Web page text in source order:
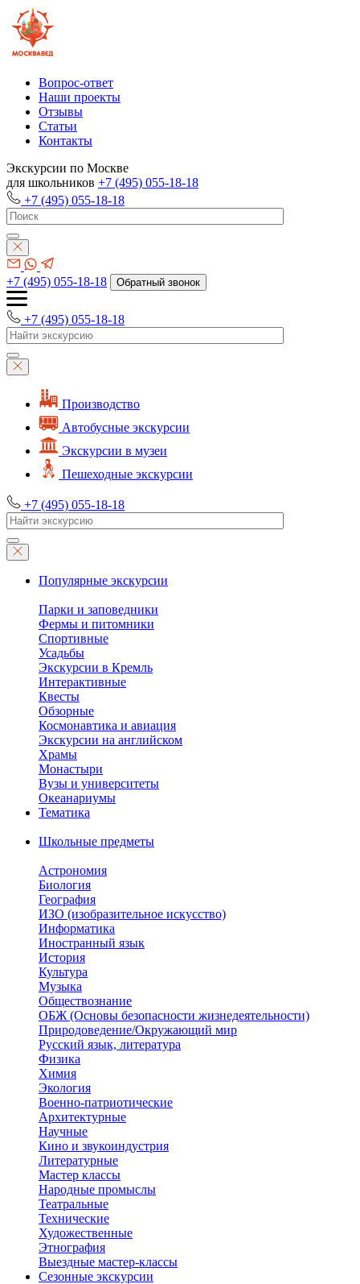
Вопрос-ответ
Наши проекты
Отзывы
Статьи
Контакты
Экскурсии по Москве
для школьников +7 (495) 055-18-18
+7 (495) 055-18-18
+7 (495) 055-18-18 Обратный звонок
+7 (495) 055-18-18
Производство
Автобусные экскурсии
Экскурсии в музеи
Пешеходные экскурсии
+7 (495) 055-18-18
Популярные экскурсии
Парки и заповедники
Фермы и питомники
Спортивные
Усадьбы
Экскурсии в Кремль
Интерактивные
Квесты
Обзорные
Космонавтика и авиация
Экскурсии на английском
Храмы
Монастыри
Вузы и университеты
Океанариумы
Тематика
Школьные предметы
Астрономия
Биология
География
ИЗО (изобразительное искусство)
Информатика
Иностранный язык
История
Культура
Музыка
Обществознание
ОБЖ (Основы безопасности жизнедеятельности)
Природоведение/Окружающий мир
Русский язык, литература
Физика
Химия
Экология
Военно-патриотические
Архитектурные
Научные
Кино и звукоиндустрия
Литературные
Мастер классы
Народные промыслы
Театральные
Технические
Художественные
Этнография
Выездные мастер-классы
Сезонные экскурсии